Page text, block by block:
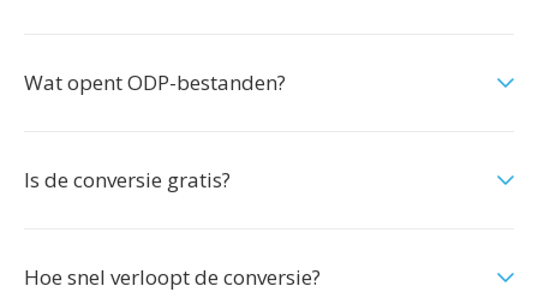
Wat opent ODP-bestanden?
Is de conversie gratis?
Hoe snel verloopt de conversie?